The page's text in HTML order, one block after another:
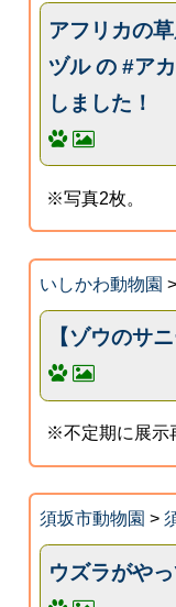
アフリカの
ヅル の #ア
しました！
※写真2枚。
いしかわ動物園 >
【ゾウのサ
※不定期に展示
須坂市動物園 >
ウズラがや